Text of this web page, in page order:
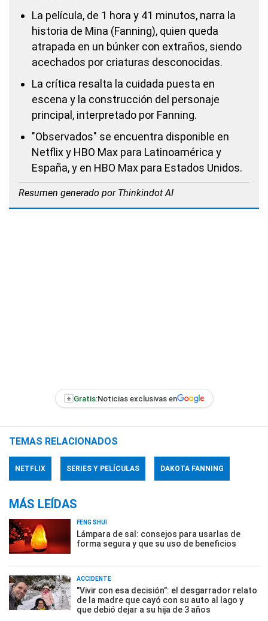
La película, de 1 hora y 41 minutos, narra la
historia de Mina (Fanning), quien queda
atrapada en un búnker con extraños, siendo
acechados por criaturas desconocidas.
La crítica resalta la cuidada puesta en
escena y la construcción del personaje
principal, interpretado por Fanning.
"Observados" se encuentra disponible en
Netflix y HBO Max para Latinoamérica y
España, y en HBO Max para Estados Unidos.
Resumen generado por Thinkindot AI
+ Gratis:Noticias exclusivas en
TEMAS RELACIONADOS
NETFLIX SERIES Y PELÍCULAS DAKOTA FANNING
MÁS LEÍDAS
FENG SHUI
Lámpara de sal: consejos para usarlas de
forma segura y que su uso de beneficios
ACCIDENTE
"Vivir con esa decisión": el desgarrador relato
de la madre que cayó con su auto al lago y
que debió dejar a su hija de 3 años